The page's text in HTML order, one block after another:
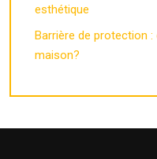
esthétique
Barrière de protection
maison?